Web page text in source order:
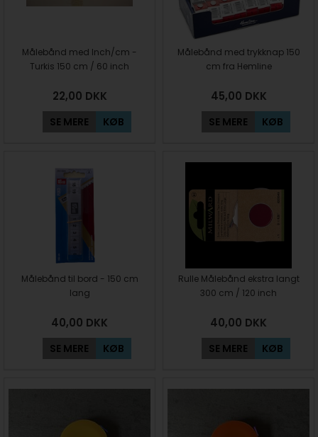
Målebånd med Inch/cm -
Turkis 150 cm / 60 inch
22,00 DKK
SE MERE KØB
Målebånd med trykknap 150
cm fra Hemline
45,00 DKK
SE MERE KØB
Målebånd til bord - 150 cm
lang
40,00 DKK
SE MERE KØB
Rulle Målebånd ekstra langt
300 cm / 120 inch
40,00 DKK
SE MERE KØB